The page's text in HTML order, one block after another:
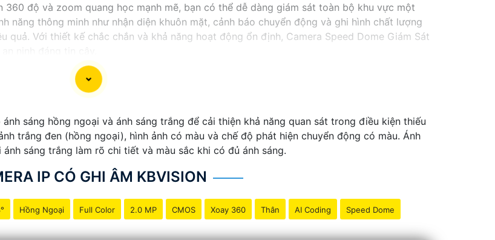
độ và zoom quang học mạnh mẽ, bạn có thể dễ dàng giám sát toàn bộ khu vực một
năng thông minh như nhận diện khuôn mặt, cảnh báo chuyển động và ghi hình chất lượng
Với thiết kế chắc chắn và khả năng hoạt động ổn định, Camera Speed Dome Giám Sát
sáng hồng ngoại và ánh sáng trắng để cải thiện khả năng quan sát trong điều kiện thiếu
trắng đen (hồng ngoại), hình ảnh có màu và chế độ phát hiện chuyển động có màu. Ánh
sáng trắng làm rõ chi tiết và màu sắc khi có đủ ánh sáng.
IP CÓ GHI ÂM KBVISION
Hồng Ngoại Full Color 2.0 MP CMOS Xoay 360 Thân AI Coding Speed Dome